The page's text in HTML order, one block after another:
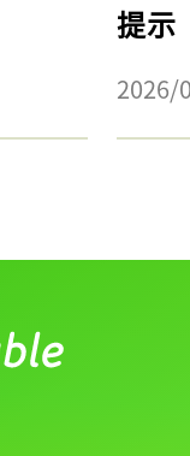
提示
2026/